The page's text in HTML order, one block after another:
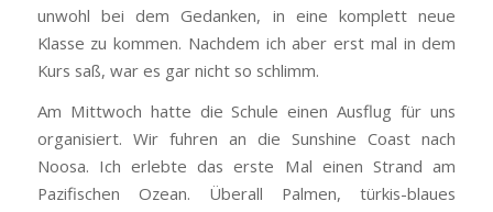
unwohl bei dem Gedanken, in eine komplett neue
Klasse zu kommen. Nachdem ich aber erst mal in dem
Kurs saß, war es gar nicht so schlimm.
Am Mittwoch hatte die Schule einen Ausflug für uns
organisiert. Wir fuhren an die Sunshine Coast nach
Noosa. Ich erlebte das erste Mal einen Strand am
Pazifischen Ozean. Überall Palmen, türkis-blaues